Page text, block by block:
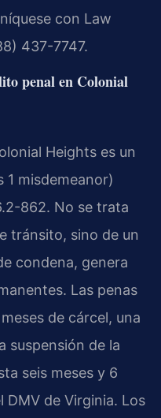
con Law
437-7747.
penal en Colonial
Heights es un
1 misdemeanor)
862. No se trata
tránsito, sino de un
condena, genera
Las penas
de cárcel, una
suspensión de la
seis meses y 6
de Virginia. Los